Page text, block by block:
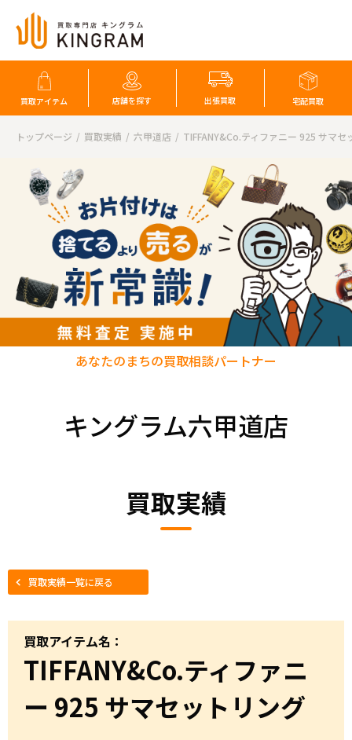
買取アイテム 店舗を探す 出張買取 宅配買取
トップページ 買取実績 六甲道店 TIFFANY&Co.ティファニー 925 サマセ
キングラム六甲道店
あなたのまちの買取相談パートナー
買取実績
買取実績一覧に戻る
買取アイテム名：
TIFFANY&Co.ティファニ
ー 925 サマセットリング